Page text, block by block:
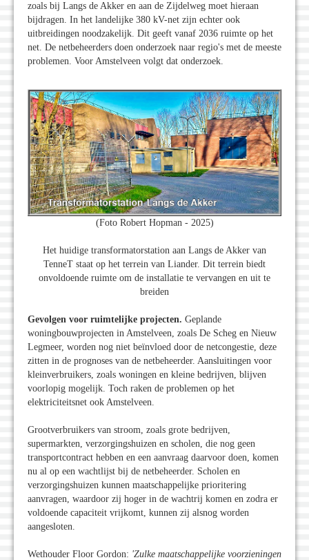
zoals bij Langs de Akker en aan de Zijdelweg moet hieraan
bijdragen. In het landelijke 380 kV-net zijn echter ook
uitbreidingen noodzakelijk. Dit geeft vanaf 2036 ruimte op het
net. De netbeheerders doen onderzoek naar regio's met de meeste
problemen. Voor Amstelveen volgt dat onderzoek.
(Foto Robert Hopman - 2025)
Het huidige transformatorstation aan Langs de Akker van
TenneT staat op het terrein van Liander. Dit terrein biedt
onvoldoende ruimte om de installatie te vervangen en uit te
breiden
Gevolgen voor ruimtelijke projecten. Geplande
woningbouwprojecten in Amstelveen, zoals De Scheg en Nieuw
Legmeer, worden nog niet beïnvloed door de netcongestie, deze
zitten in de prognoses van de netbeheerder. Aansluitingen voor
kleinverbruikers, zoals woningen en kleine bedrijven, blijven
voorlopig mogelijk. Toch raken de problemen op het
elektriciteitsnet ook Amstelveen.
Grootverbruikers van stroom, zoals grote bedrijven,
supermarkten, verzorgingshuizen en scholen, die nog geen
transportcontract hebben en een aanvraag daarvoor doen, komen
nu al op een wachtlijst bij de netbeheerder. Scholen en
verzorgingshuizen kunnen maatschappelijke prioritering
aanvragen, waardoor zij hoger in de wachtrij komen en zodra er
voldoende capaciteit vrijkomt, kunnen zij alsnog worden
aangesloten.
Wethouder Floor Gordon: 'Zulke maatschappelijke voorzieningen